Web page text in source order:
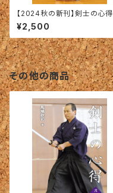
【2024秋の新刊】剣士の心得
〈壱巻〉馬場欽司＝著
¥2,500
その他の商品